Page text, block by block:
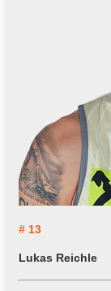
# 13
Lukas Reichle